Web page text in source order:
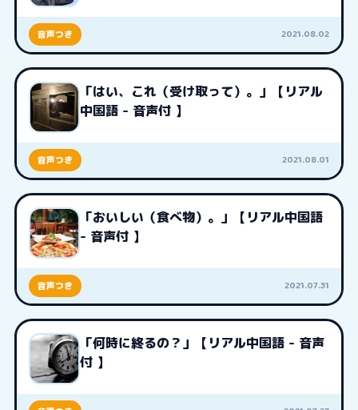
音声つき 2021.08.02
「はい、これ（受け取って）。」【リアル
中国語 - 音声付 】
音声つき 2021.08.01
「おいしい（食べ物）。」【リアル中国語
- 音声付 】
音声つき 2021.07.31
「何時に終るの？」【リアル中国語 - 音声
付 】